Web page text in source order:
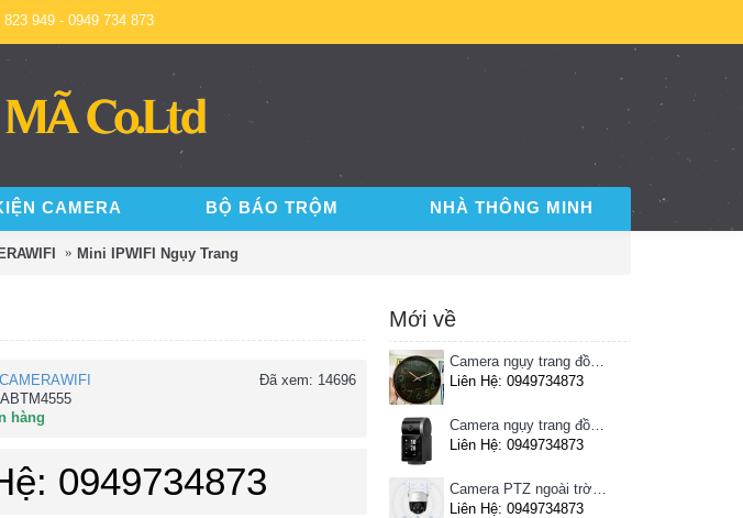
949 - 0949 734 873
CAMERA BỘ BÁO TRỘM NHÀ THÔNG MINH
Mini IPWIFI Ngụy Trang
Mới về
Camera ngụy trang đồng hồ treo tường
Liên Hệ: 0949734873
Camera ngụy trang đồng hồ để bàn
Liên Hệ: 0949734873
Camera PTZ ngoài trời Imou 4MP
Liên Hệ: 0949734873
Đã xem: 14696
CAMERAWIFI
ABTM4555
hàng
0949734873